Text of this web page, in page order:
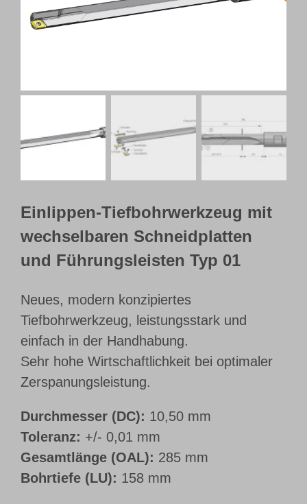
Webshop
Einlippen-Tiefbohrwerkzeug mit
wechselbaren Schneidplatten
und Führungsleisten Typ 01
Neues, modern konzipiertes
Tiefbohrwerkzeug, leistungsstark und
einfach in der Handhabung.
Sehr hohe Wirtschaftlichkeit bei optimaler
Zerspanungsleistung.
Durchmesser (DC): 10,50 mm
Toleranz: +/- 0,01 mm
Gesamtlänge (OAL): 285 mm
Bohrtiefe (LU): 158 mm